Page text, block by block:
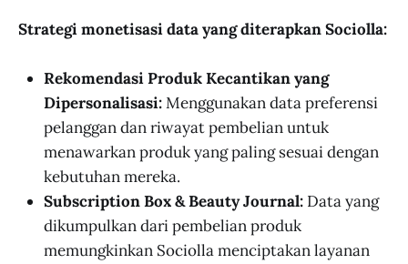
Strategi monetisasi data yang diterapkan Sociolla:
Rekomendasi Produk Kecantikan yang
Dipersonalisasi:Menggunakan data preferensi
pelanggan dan riwayat pembelian untuk
menawarkan produk yang paling sesuai dengan
kebutuhan mereka.
Subscription Box & Beauty Journal: Data yang
dikumpulkan dari pembelian produk
memungkinkan Sociolla menciptakan layanan